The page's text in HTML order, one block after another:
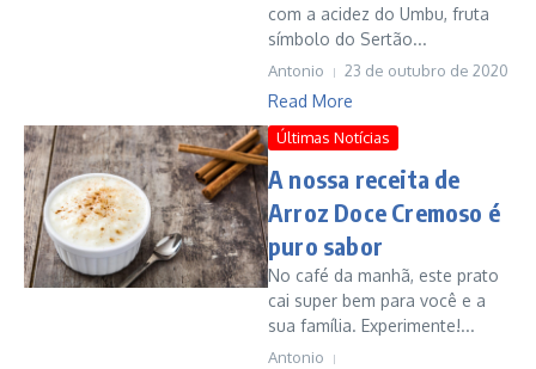
com a acidez do Umbu, fruta
símbolo do Sertão...
Antonio 23 de outubro de 2020
Read More
Últimas Notícias
A nossa receita de
Arroz Doce Cremoso é
puro sabor
No café da manhã, este prato
cai super bem para você e a
sua família. Experimente!...
Antonio